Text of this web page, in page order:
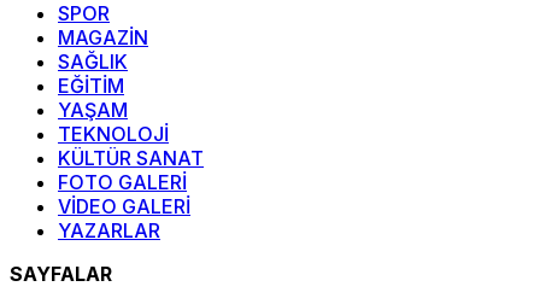
SPOR
MAGAZİN
SAĞLIK
EĞİTİM
YAŞAM
TEKNOLOJİ
KÜLTÜR SANAT
FOTO GALERİ
VİDEO GALERİ
YAZARLAR
SAYFALAR